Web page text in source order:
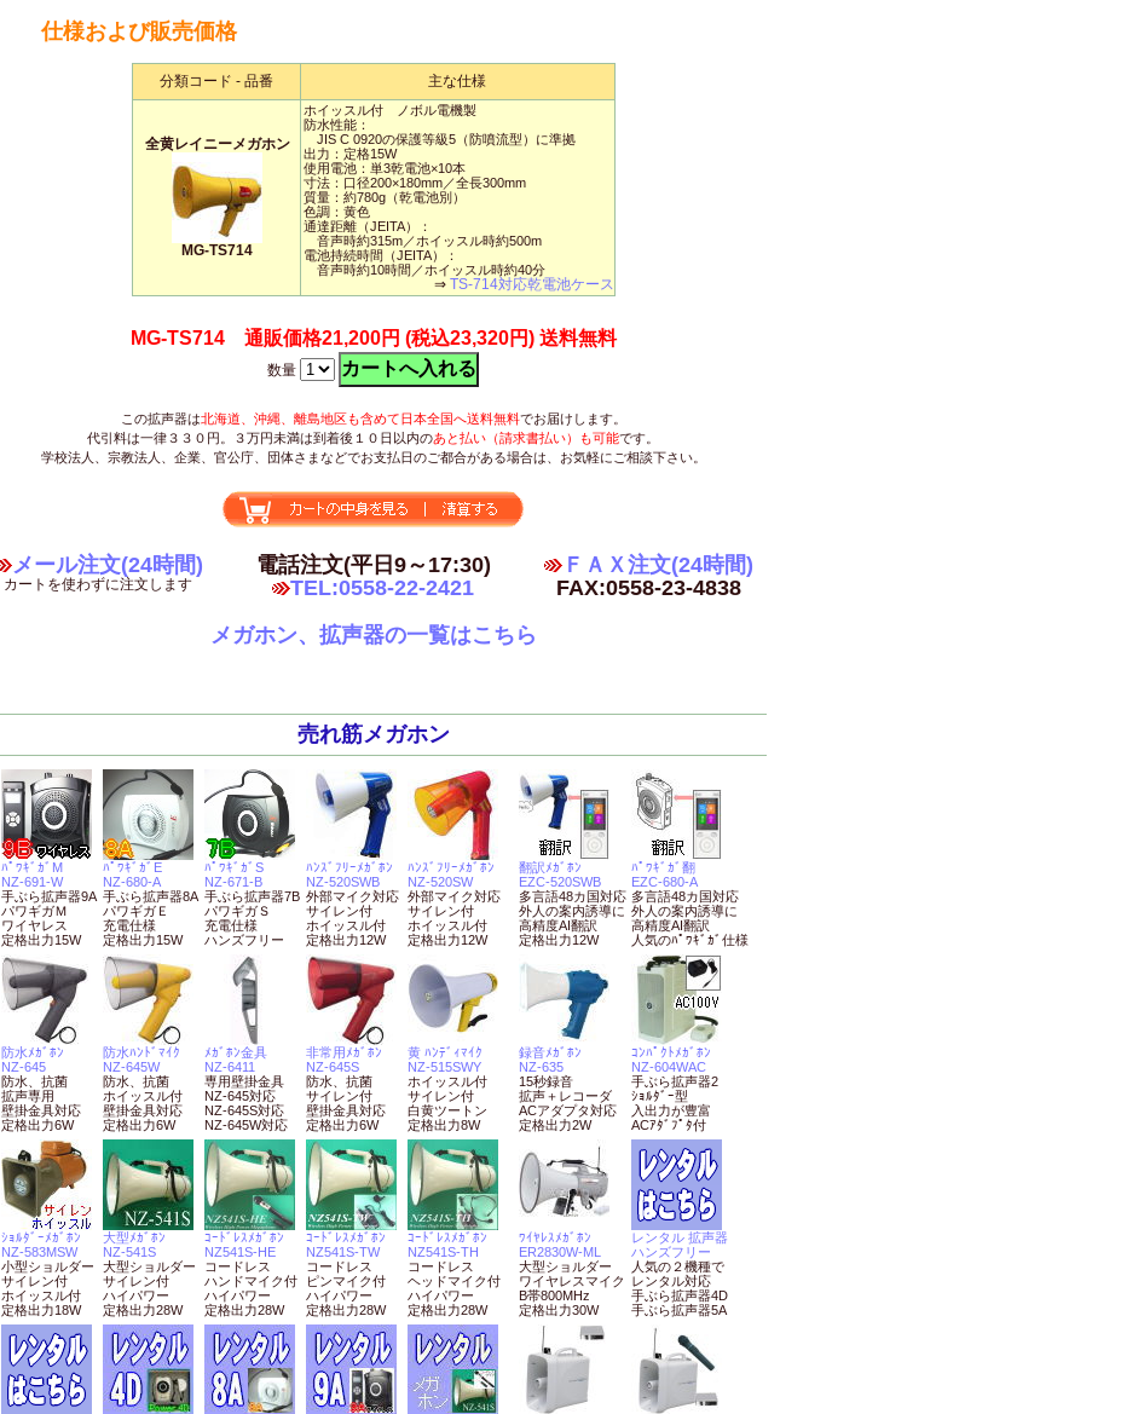
仕様および販売価格
分類コード - 品番 主な仕様
全黄レイニーメガホン
MG-TS714
ホイッスル付 ノボル電機製
防水性能：
JIS C 0920の保護等級5（防噴流型）に準拠
出力：定格15W
使用電池：単3乾電池×10本
寸法：口径200×180mm／全長300mm
質量：約780g（乾電池別）
色調：黄色
通達距離（JEITA）：
音声時約315m／ホイッスル時約500m
電池持続時間（JEITA）：
音声時約10時間／ホイッスル時約40分
⇒ TS-714対応乾電池ケース
MG-TS714 通販価格21,200円 (税込23,320円)送料無料
数量
この拡声器は北海道、沖縄、離島地区も含めて日本全国へ送料無料でお届けします。
代引料は一律３３０円。３万円未満は到着後１０日以内のあと払い（請求書払い）も可能です。
学校法人、宗教法人、企業、官公庁、団体さまなどでお支払日のご都合がある場合は、お気軽にご相談下さい。
メール注文(24時間)
カートを使わずに注文します
ＦＡＸ注文(24時間)
FAX:0558-23-4838
電話注文(平日9～17:30)
TEL:0558-22-2421
メガホン、拡声器の一覧はこちら
売れ筋メガホン
ﾊﾟﾜｷﾞｶﾞM
NZ-691-W
手ぶら拡声器9A
パワギガＭ
ワイヤレス
定格出力15W
ﾊﾟﾜｷﾞｶﾞE
NZ-680-A
手ぶら拡声器8A
パワギガＥ
充電仕様
定格出力15W
ﾊﾟﾜｷﾞｶﾞS
NZ-671-B
手ぶら拡声器7B
パワギガＳ
充電仕様
ハンズフリー
ﾊﾝｽﾞﾌﾘｰﾒｶﾞﾎﾝ
NZ-520SWB
外部マイク対応
サイレン付
ホイッスル付
定格出力12W
ﾊﾝｽﾞﾌﾘｰﾒｶﾞﾎﾝ
NZ-520SW
外部マイク対応
サイレン付
ホイッスル付
定格出力12W
翻訳ﾒｶﾞﾎﾝ
EZC-520SWB
多言語48カ国対応
外人の案内誘導に
高精度AI翻訳
定格出力12W
ﾊﾟﾜｷﾞｶﾞ翻
EZC-680-A
多言語48カ国対応
外人の案内誘導に
高精度AI翻訳
人気のﾊﾟﾜｷﾞｶﾞ仕様
防水ﾒｶﾞﾎﾝ
NZ-645
防水、抗菌
拡声専用
壁掛金具対応
定格出力6W
防水ﾊﾝﾄﾞﾏｲｸ
NZ-645W
防水、抗菌
ホイッスル付
壁掛金具対応
定格出力6W
ﾒｶﾞﾎﾝ金具
NZ-6411
専用壁掛金具
NZ-645対応
NZ-645S対応
NZ-645W対応
非常用ﾒｶﾞﾎﾝ
NZ-645S
防水、抗菌
サイレン付
壁掛金具対応
定格出力6W
黄 ﾊﾝﾃﾞｨﾏｲｸ
NZ-515SWY
ホイッスル付
サイレン付
白黄ツートン
定格出力8W
録音ﾒｶﾞﾎﾝ
NZ-635
15秒録音
拡声＋レコーダ
ACアダプタ対応
定格出力2W
ｺﾝﾊﾟｸﾄﾒｶﾞﾎﾝ
NZ-604WAC
手ぶら拡声器2
ｼｮﾙﾀﾞｰ型
入出力が豊富
ACｱﾀﾞﾌﾟﾀ付
ｼｮﾙﾀﾞｰﾒｶﾞﾎﾝ
NZ-583MSW
小型ショルダー
サイレン付
ホイッスル付
定格出力18W
大型ﾒｶﾞﾎﾝ
NZ-541S
大型ショルダー
サイレン付
ハイパワー
定格出力28W
ｺｰﾄﾞﾚｽﾒｶﾞﾎﾝ
NZ541S-HE
コードレス
ハンドマイク付
ハイパワー
定格出力28W
ｺｰﾄﾞﾚｽﾒｶﾞﾎﾝ
NZ541S-TW
コードレス
ピンマイク付
ハイパワー
定格出力28W
ｺｰﾄﾞﾚｽﾒｶﾞﾎﾝ
NZ541S-TH
コードレス
ヘッドマイク付
ハイパワー
定格出力28W
ﾜｲﾔﾚｽﾒｶﾞﾎﾝ
ER2830W-ML
大型ショルダー
ワイヤレスマイク
B帯800MHz
定格出力30W
レンタル 拡声器
ハンズフリー
人気の２機種で
レンタル対応
手ぶら拡声器4D
手ぶら拡声器5A